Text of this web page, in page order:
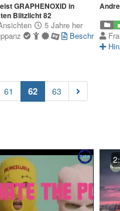
GRAPHENOXID in
Biltzlicht 82
5 Jahre her
Beschreibung
61 62(current)
63